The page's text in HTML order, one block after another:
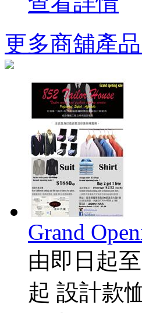
更多商舖產
Grand
由即日起
起 設計款